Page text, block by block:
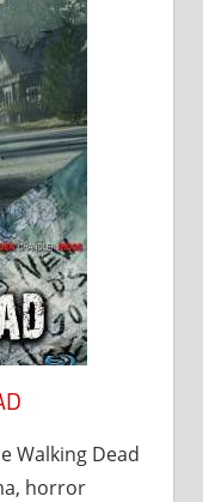
Walking Dead
horror